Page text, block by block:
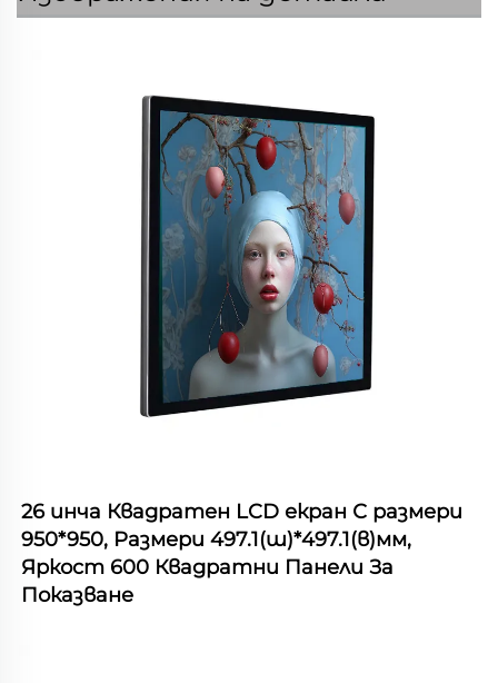
26 инча Квадратен LCD екран С размери
950*950, Размери 497.1(ш)*497.1(в)мм,
Яркост 600 Квадратни Панели За
Показване